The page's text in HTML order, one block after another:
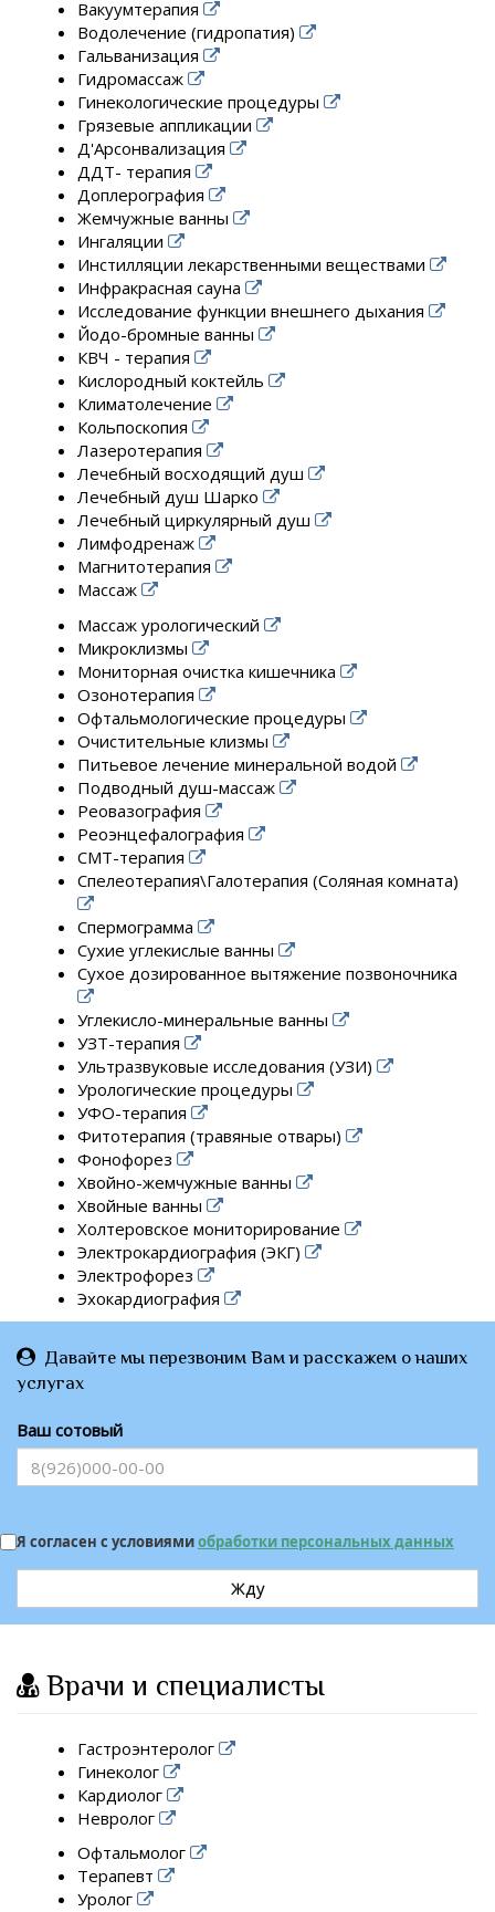
Вакуумтерапия
Водолечение (гидропатия)
Гальванизация
Гидромассаж
Гинекологические процедуры
Грязевые аппликации
Д'Арсонвализация
ДДТ- терапия
Доплерография
Жемчужные ванны
Ингаляции
Инстилляции лекарственными веществами
Инфракрасная сауна
Исследование функции внешнего дыхания
Йодо-бромные ванны
КВЧ - терапия
Кислородный коктейль
Климатолечение
Кольпоскопия
Лазеротерапия
Лечебный восходящий душ
Лечебный душ Шарко
Лечебный циркулярный душ
Лимфодренаж
Магнитотерапия
Массаж
Массаж урологический
Микроклизмы
Мониторная очистка кишечника
Озонотерапия
Офтальмологические процедуры
Очистительные клизмы
Питьевое лечение минеральной водой
Подводный душ-массаж
Реовазография
Реоэнцефалография
СМТ-терапия
Спелеотерапия\Галотерапия (Соляная комната)
Спермограмма
Сухие углекислые ванны
Сухое дозированное вытяжение позвоночника
Углекисло-минеральные ванны
УЗТ-терапия
Ультразвуковые исследования (УЗИ)
Урологические процедуры
УФО-терапия
Фитотерапия (травяные отвары)
Фонофорез
Хвойно-жемчужные ванны
Хвойные ванны
Холтеровское мониторирование
Электрокардиография (ЭКГ)
Электрофорез
Эхокардиография
Давайте мы перезвоним Вам и расскажем о наших
услугах
Ваш сотовый
Я согласен с условиямиобработки персональных данных
Жду
Врачи и специалисты
Гастроэнтеролог
Гинеколог
Кардиолог
Невролог
Офтальмолог
Терапевт
Уролог